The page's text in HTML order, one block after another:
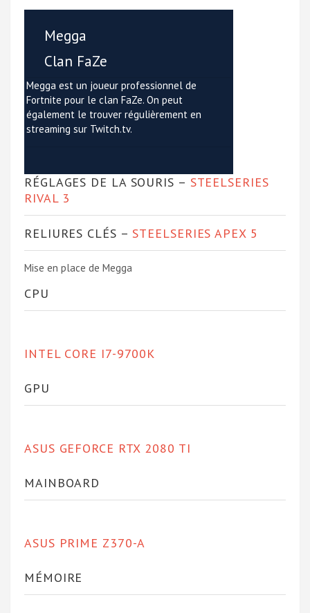
Megga
Clan FaZe
Megga est un joueur professionnel de
Fortnite pour le clan FaZe. On peut
également le trouver régulièrement en
streaming sur Twitch.tv.
RÉGLAGES DE LA SOURIS – STEELSERIES
RIVAL 3
RELIURES CLÉS – STEELSERIES APEX 5
Mise en place de Megga
CPU
INTEL CORE I7-9700K
GPU
ASUS GEFORCE RTX 2080 TI
MAINBOARD
ASUS PRIME Z370-A
MÉMOIRE